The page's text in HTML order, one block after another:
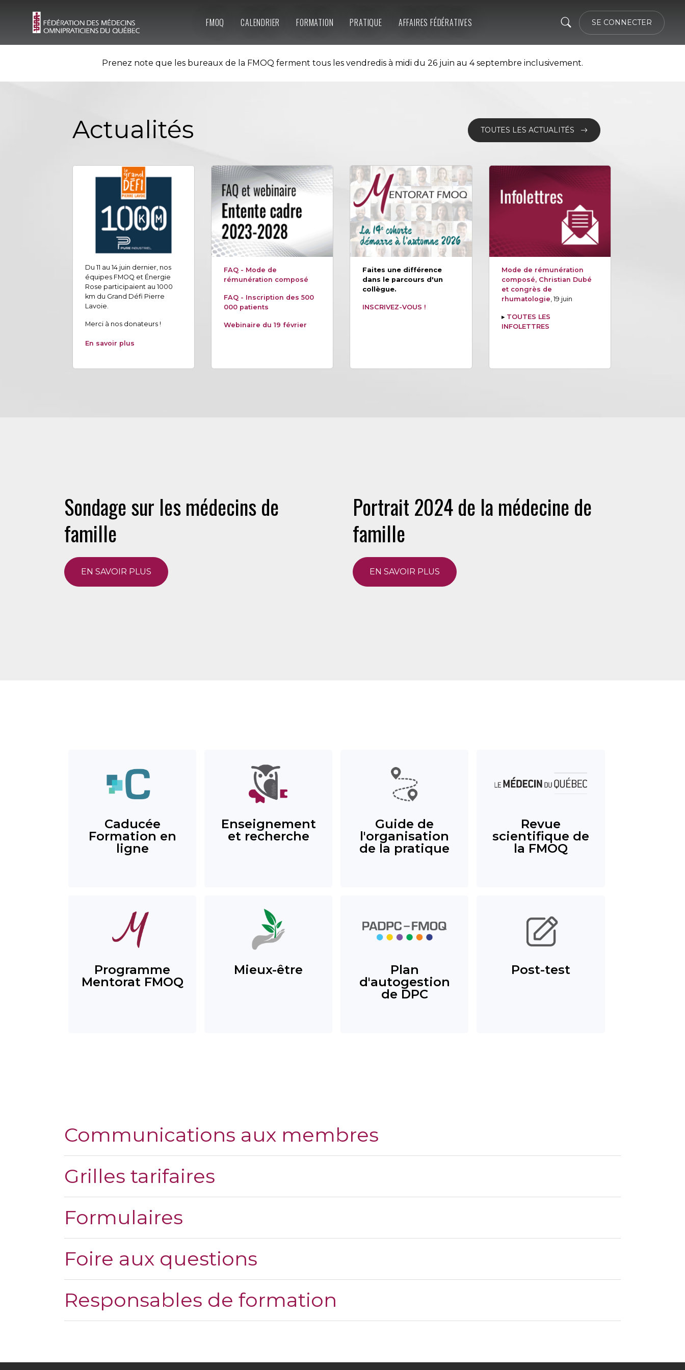
SE CONNECTER
FMOQ CALENDRIER FORMATION PRATIQUE AFFAIRES FÉDÉRATIVES
Prenez note que les bureaux de la FMOQ ferment tous les vendredis à midi du 26 juin au 4 septembre inclusivement.
Actualités TOUTES LES ACTUALITÉS
Du 11 au 14 juin dernier, nos
équipes FMOQ et Énergie
Rose participaient au 1000
km du Grand Défi Pierre
Lavoie.
Merci à nos donateurs !
En savoir plus
FAQ - Mode de
rémunération composé
FAQ - Inscription des 500
000 patients
Webinaire du 19 février
Faites une différence
dans le parcours d'un
collègue.
INSCRIVEZ-VOUS !
Mode de rémunération
composé, Christian Dubé
et congrès de
rhumatologie , 19 juin
▸ TOUTES LES
INFOLETTRES
Sondage sur les médecins de
famille
EN SAVOIR PLUS
Portrait 2024 de la médecine de
famille
EN SAVOIR PLUS
Caducée
Formation en
ligne
Enseignement
et recherche
Guide de
l'organisation
de la pratique
Revue
scientifique de
la FMOQ
Programme
Mentorat FMOQ
Mieux-être
Plan
d'autogestion
de DPC
Post-test
Communications aux membres
Grilles tarifaires
Formulaires
Foire aux questions
Responsables de formation